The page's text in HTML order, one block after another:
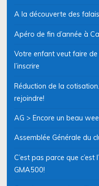
A la découverte des
Apéro de fin d’année à
Votre enfant veut faire de
l’inscrire
Réduction de la
rejoindre!
AG > Encore un beau
Assemblée Générale du
C’est pas parce que c’est
GMA500!